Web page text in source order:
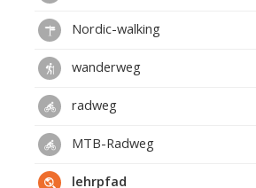
Nordic-walking
wanderweg
radweg
MTB-Radweg
lehrpfad